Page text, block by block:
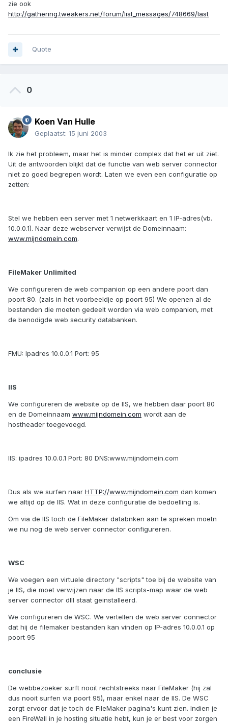
zie ook
http://gathering.tweakers.net/forum/list_messages/748669/last
Quote
0
Koen Van Hulle
Geplaatst: 15 juni 2003
Ik zie het probleem, maar het is minder complex dat het er uit ziet.
Uit de antwoorden blijkt dat de functie van web server connector
niet zo goed begrepen wordt. Laten we even een configuratie op
zetten:
Stel we hebben een server met 1 netwerkkaart en 1 IP-adres(vb.
10.0.0.1). Naar deze webserver verwijst de Domeinnaam:
www.mijndomein.com.
FileMaker Unlimited
We configureren de web companion op een andere poort dan
poort 80. (zals in het voorbeeldje op poort 95) We openen al de
bestanden die moeten gedeelt worden via web companion, met
de benodigde web security databanken.
FMU: Ipadres 10.0.0.1 Port: 95
IIS
We configureren de website op de IIS, we hebben daar poort 80
en de Domeinnaam www.mijndomein.com wordt aan de
hostheader toegevoegd.
IIS: ipadres 10.0.0.1 Port: 80 DNS:www.mijndomein.com
Dus als we surfen naar HTTP://www.mijndomein.com dan komen
we altijd op de IIS. Wat in deze configuratie de bedoelling is.
Om via de IIS toch de FileMaker databnken aan te spreken moetn
we nu nog de web server connector configureren.
WSC
We voegen een virtuele directory "scripts" toe bij de website van
je IIS, die moet verwijzen naar de IIS scripts-map waar de web
server connector dlll staat geinstalleerd.
We configureren de WSC. We vertellen de web server connector
dat hij de filemaker bestanden kan vinden op IP-adres 10.0.0.1 op
poort 95
conclusie
De webbezoeker surft nooit rechtstreeks naar FileMaker (hij zal
dus nooit surfen via poort 95), maar enkel naar de IIS. De WSC
zorgt ervoor dat je toch de FileMaker pagina's kunt zien. Indien je
een FireWall in je hosting situatie hebt, kun je er best voor zorgen